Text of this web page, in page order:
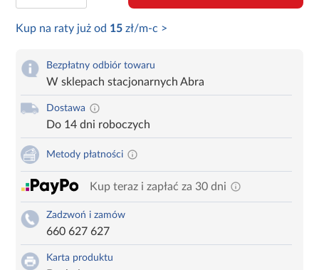
Kup na raty już od 15 zł/m-c >
Bezpłatny odbiór towaru
W sklepach stacjonarnych Abra
Dostawa
Do 14 dni roboczych
Metody płatności
Kup teraz i zapłać za 30 dni
Zadzwoń i zamów
660 627 627
Karta produktu